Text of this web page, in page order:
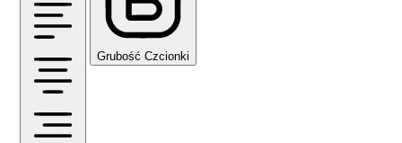
Grubość Czcionki